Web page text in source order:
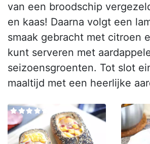
van een broodschip
en kaas! Daarna volgt een
smaak gebracht met citroen
kunt serveren met
seizoensgroenten. Tot slot
maaltijd met een heerlijke